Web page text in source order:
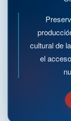
cultural de
el